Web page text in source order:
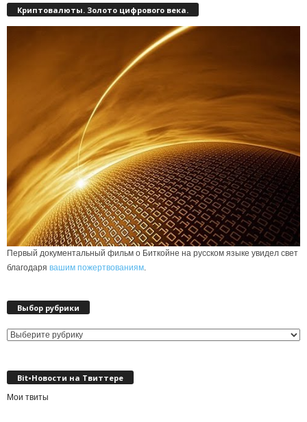
Криптовалюты. Золото цифрового века.
Первый документальный фильм о Биткойне на русском языке увидел свет
благодаря вашим пожертвованиям
Выбор рубрики
Выбор
Bit•Новости на Твиттере
Мои твиты